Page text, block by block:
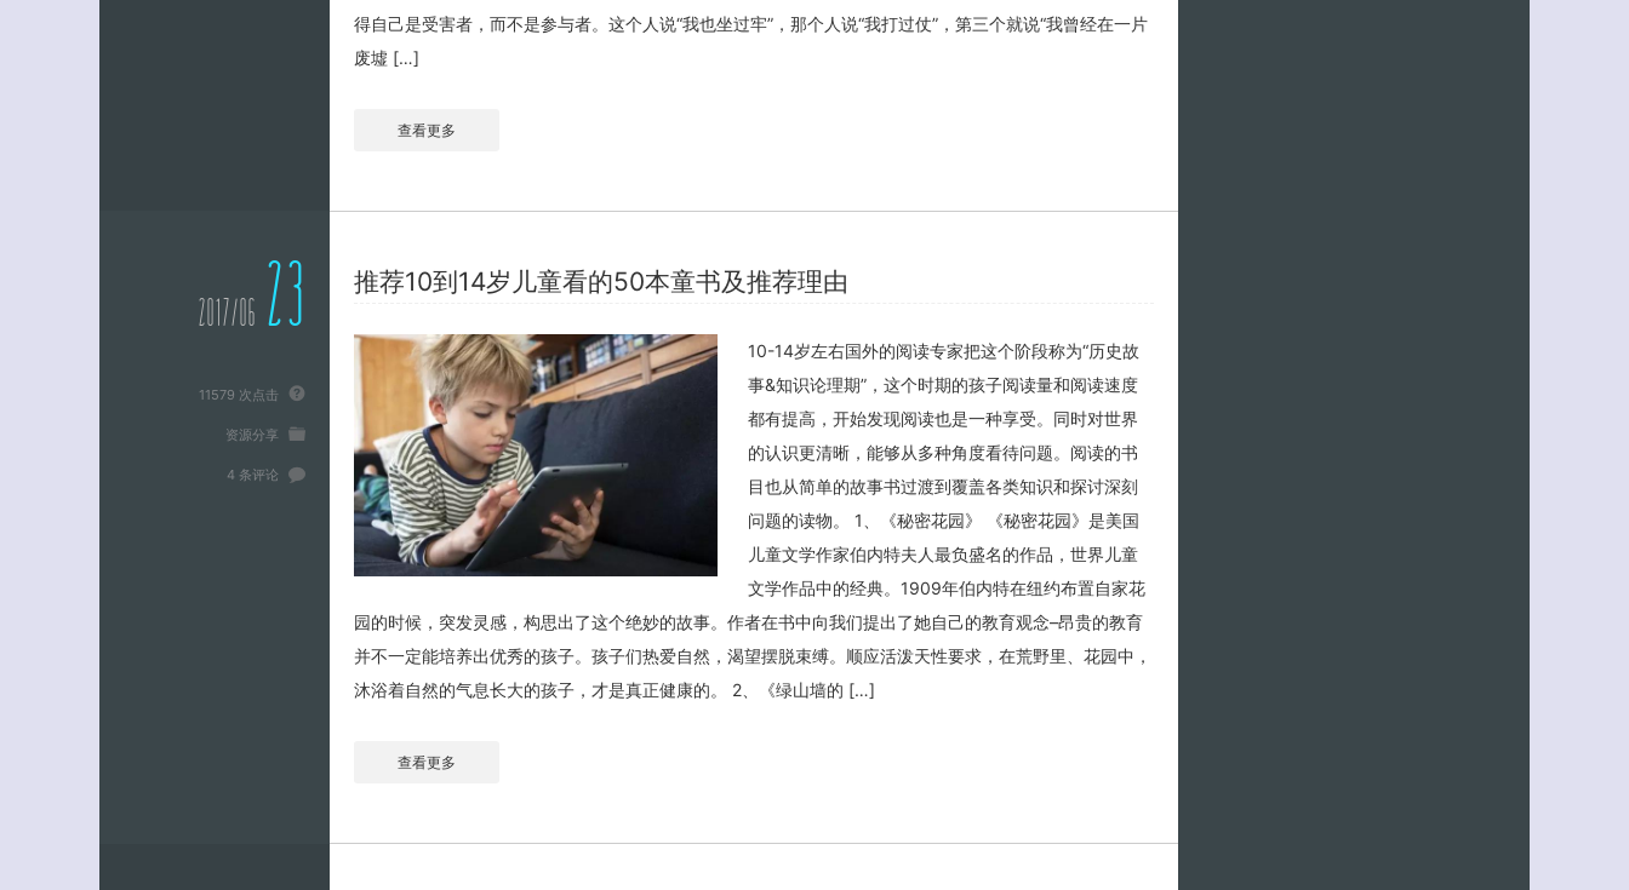
得自己是受害者，而不是参与者。这个人说“我也坐过牢”，那个人说“我打过仗”，第三个就说“我曾经在一片
废墟 […]
查看更多
推荐10到14岁儿童看的50本童书及推荐理由
10-14岁左右国外的阅读专家把这个阶段称为“历史故
事&知识论理期”，这个时期的孩子阅读量和阅读速度
都有提高，开始发现阅读也是一种享受。同时对世界
的认识更清晰，能够从多种角度看待问题。阅读的书
目也从简单的故事书过渡到覆盖各类知识和探讨深刻
问题的读物。 1、《秘密花园》 《秘密花园》是美国
儿童文学作家伯内特夫人最负盛名的作品，世界儿童
文学作品中的经典。1909年伯内特在纽约布置自家花
园的时候，突发灵感，构思出了这个绝妙的故事。作者在书中向我们提出了她自己的教育观念–昂贵的教育
并不一定能培养出优秀的孩子。孩子们热爱自然，渴望摆脱束缚。顺应活泼天性要求，在荒野里、花园中，
沐浴着自然的气息长大的孩子，才是真正健康的。 2、《绿山墙的 […]
查看更多
2017/06 23
11579 次点击
资源分享
4 条评论